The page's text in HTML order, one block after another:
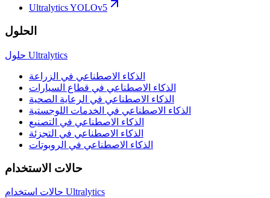
Ultralytics YOLOv5
الحلول
حلول Ultralytics
الذكاء الاصطناعي في الزراعة
الذكاء الاصطناعي في قطاع السيارات
الذكاء الاصطناعي في الرعاية الصحية
الذكاء الاصطناعي في الخدمات اللوجستية
الذكاء الاصطناعي في التصنيع
الذكاء الاصطناعي في التجزئة
الذكاء الاصطناعي في الروبوتات
حالات الاستخدام
حالات استخدام Ultralytics